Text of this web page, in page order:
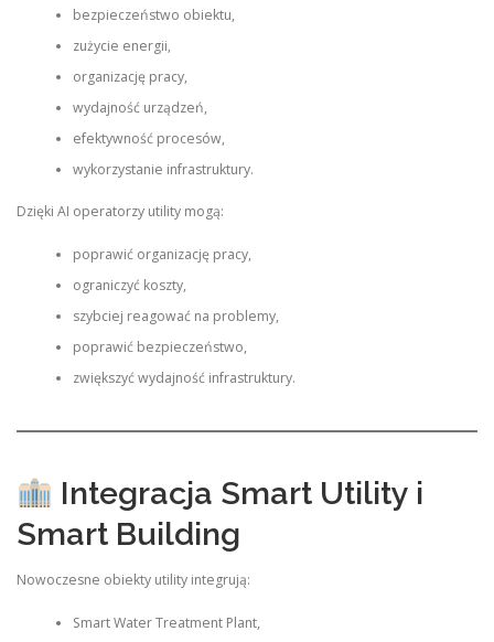
bezpieczeństwo obiektu,
zużycie energii,
organizację pracy,
wydajność urządzeń,
efektywność procesów,
wykorzystanie infrastruktury.
Dzięki AI operatorzy utility mogą:
poprawić organizację pracy,
ograniczyć koszty,
szybciej reagować na problemy,
poprawić bezpieczeństwo,
zwiększyć wydajność infrastruktury.
Integracja Smart Utility i
Smart Building
Nowoczesne obiekty utility integrują:
Smart Water Treatment Plant,